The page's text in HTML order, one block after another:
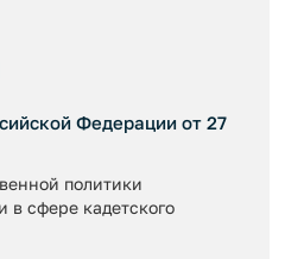
Федерации от 27
политики
в сфере кадетского